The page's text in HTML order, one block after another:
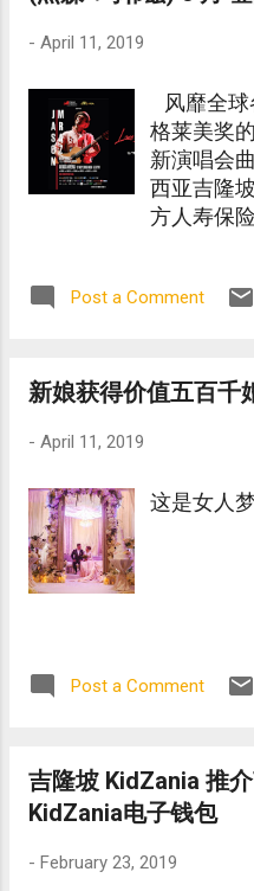
- April 11, 2019
风靡全球
格莱美奖
新演唱会
西亚吉隆
方人寿保
Post a Comment
新娘获得价值五百千
- April 11, 2019
这是女人
Post a Comment
吉隆坡 KidZania 推
KidZania电子钱包
- February 23, 2019